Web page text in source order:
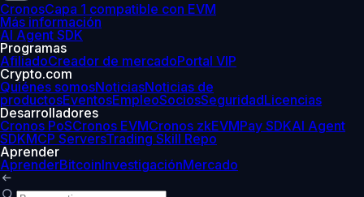
CronosCapa 1 compatible con EVM
Más información
AI Agent SDK
Programas
AfiliadoCreador de mercadoPortal VIP
Crypto.com
Quiénes somosNoticiasNoticias de
productosEventosEmpleoSociosSeguridadLicencias
Desarrolladores
Cronos PoSCronos EVMCronos zkEVMPay SDKAI Agent
SDKMCP ServersTrading Skill Repo
Aprender
AprenderBitcoinInvestigaciónMercado